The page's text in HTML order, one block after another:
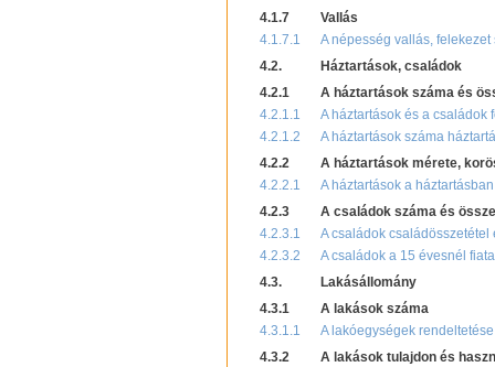
4.1.7
Vallás
4.1.7.1
A népesség vallás, felekezet
4.2.
Háztartások, családok
4.2.1
A háztartások száma és
4.2.1.1
A háztartások és a családok
4.2.1.2
A háztartások száma
4.2.2
A háztartások mérete,
4.2.2.1
A háztartások a
4.2.3
A családok száma és
4.2.3.1
A családok családösszetétel
4.2.3.2
A családok a 15 évesnél
4.3.
Lakásállomány
4.3.1
A lakások száma
4.3.1.1
A lakóegységek
4.3.2
A lakások tulajdon és